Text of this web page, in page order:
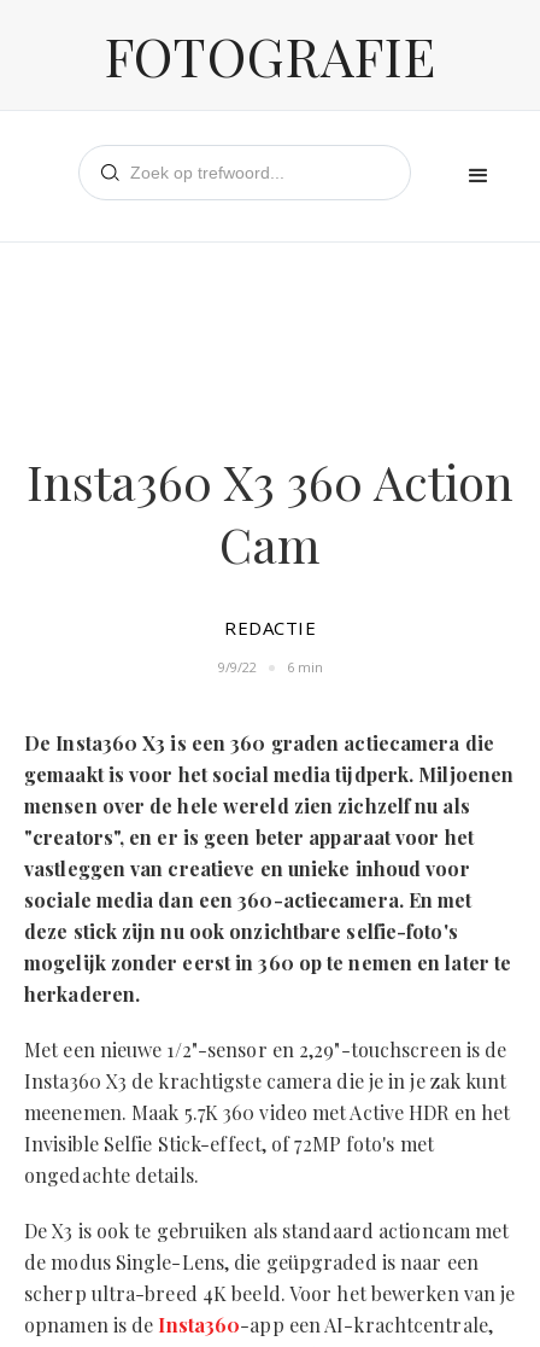
FOTOGRAFIE
Insta360 X3 360 Action
Cam
REDACTIE
9/9/22 6 min
De Insta360 X3 is een 360 graden actiecamera die
gemaakt is voor het social media tijdperk. Miljoenen
mensen over de hele wereld zien zichzelf nu als
"creators", en er is geen beter apparaat voor het
vastleggen van creatieve en unieke inhoud voor
sociale media dan een 360-actiecamera. En met
deze stick zijn nu ook onzichtbare selfie-foto's
mogelijk zonder eerst in 360 op te nemen en later te
herkaderen.
Met een nieuwe 1/2"-sensor en 2,29"-touchscreen is de
Insta360 X3 de krachtigste camera die je in je zak kunt
meenemen. Maak 5.7K 360 video met Active HDR en het
Invisible Selfie Stick-effect, of 72MP foto's met
ongedachte details.
De X3 is ook te gebruiken als standaard actioncam met
de modus Single-Lens, die geüpgraded is naar een
scherp ultra-breed 4K beeld. Voor het bewerken van je
opnamen is de Insta360-app een AI-krachtcentrale,